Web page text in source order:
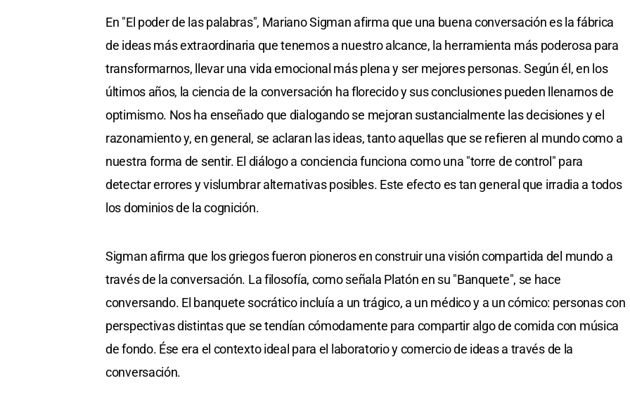
En "El poder de las palabras", Mariano Sigman afirma que una buena conversación es la fábrica
de ideas más extraordinaria que tenemos a nuestro alcance, la herramienta más poderosa para
transformarnos, llevar una vida emocional más plena y ser mejores personas. Según él, en los
últimos años, la ciencia de la conversación ha florecido y sus conclusiones pueden llenarnos de
optimismo. Nos ha enseñado que dialogando se mejoran sustancialmente las decisiones y el
razonamiento y, en general, se aclaran las ideas, tanto aquellas que se refieren al mundo como a
nuestra forma de sentir. El diálogo a conciencia funciona como una "torre de control" para
detectar errores y vislumbrar alternativas posibles. Este efecto es tan general que irradia a todos
los dominios de la cognición.
Sigman afirma que los griegos fueron pioneros en construir una visión compartida del mundo a
través de la conversación. La filosofía, como señala Platón en su "Banquete", se hace
conversando. El banquete socrático incluía a un trágico, a un médico y a un cómico: personas con
perspectivas distintas que se tendían cómodamente para compartir algo de comida con música
de fondo. Ése era el contexto ideal para el laboratorio y comercio de ideas a través de la
conversación.